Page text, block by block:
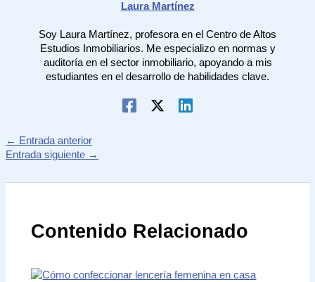
Laura Martínez
Soy Laura Martínez, profesora en el Centro de Altos
Estudios Inmobiliarios. Me especializo en normas y
auditoría en el sector inmobiliario, apoyando a mis
estudiantes en el desarrollo de habilidades clave.
← Entrada anterior
Entrada siguiente →
Contenido Relacionado